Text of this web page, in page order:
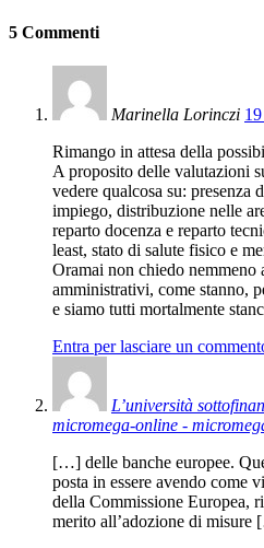
5 Commenti
Marinella Lorinczi
Rimango in attesa della
A proposito delle valutazioni
vedere qualcosa su: presenza
impiego, distribuzione nelle
reparto docenza e reparto
least, stato di salute fisico e
Oramai non chiedo
amministrativi, come stanno,
e siamo tutti mortalmente
Entra per lasciare un
L’università
micromega-online -
[…] delle banche europee.
posta in essere avendo come
della Commissione Europea,
merito all’adozione di